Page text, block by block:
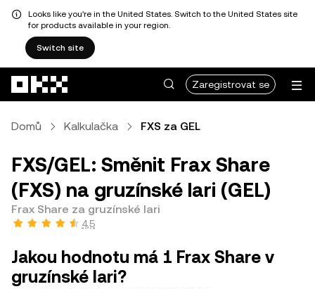
Looks like you're in the United States. Switch to the United States site
for products available in your region.
Switch site
Zaregistrovat se
Domů Kalkulačka FXS za GEL
FXS/GEL: Směnit Frax Share
(FXS) na gruzínské lari (GEL)
Frax Share za gruzínské lari
4,5
Jakou hodnotu má 1 Frax Share v
gruzínské lari?